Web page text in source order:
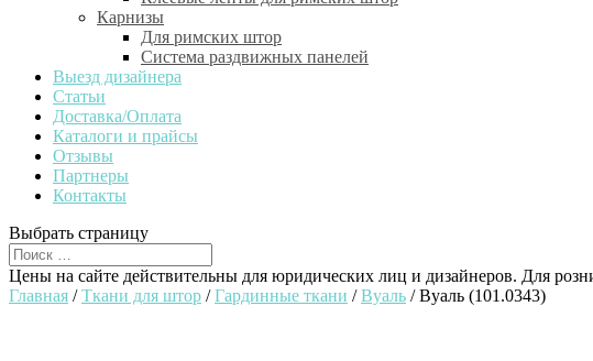
Карнизы
Для римских штор
Система раздвижных панелей
Выезд дизайнера
Статьи
Доставка/Оплата
Каталоги и прайсы
Отзывы
Партнеры
Контакты
Выбрать страницу
Цены на сайте действительны для юридических лиц и дизайнеров. Для
Главная /Ткани для штор /Гардинные ткани /Вуаль / Вуаль (101.0343)